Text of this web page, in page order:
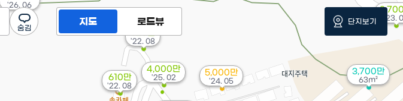
'26. 06
3,700만
63m²
4,000만
'25. 02
5,000만
'24. 05
'23.
610만
'22. 08
'22. 08
지도 로드뷰 단지보기